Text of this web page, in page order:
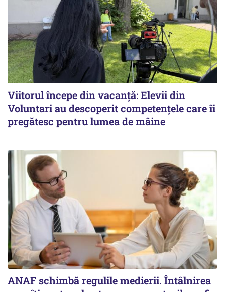
Viitorul începe din vacanță: Elevii din
Voluntari au descoperit competențele care îi
pregătesc pentru lumea de mâine
ANAF schimbă regulile medierii. Întâlnirea